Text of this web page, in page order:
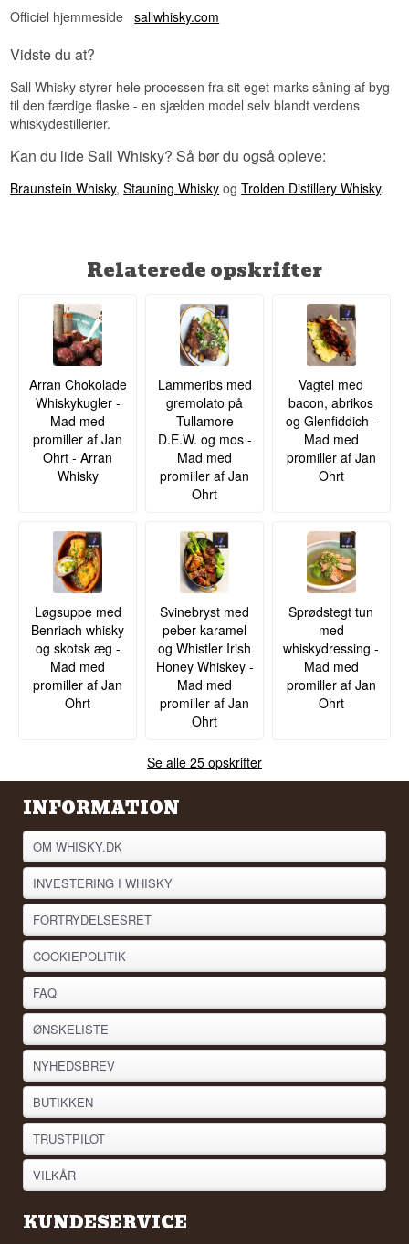
Sall Whisky er et af meget få steder i verden der
kan bruges som ægte "single farm" destilleri – fra
mellemled, ingen ekstern maltning. Det er en
sjelden og enestående model.
Officiel hjemmeside
sallwhisky.com
Vidste du at?
Sall Whisky styrer hele processen fra sit eget marks såning af byg
til den færdige flaske - en sjælden model selv blandt verdens
whiskydestillerier.
Kan du lide Sall Whisky? Så bør du også opleve:
Braunstein Whisky,Stauning Whisky ogTrolden Distillery Whisky.
Relaterede opskrifter
Arran Chokolade
Whiskykugler -
Mad med
promiller af Jan
Ohrt - Arran
Whisky
Lammeribs med
gremolato på
Tullamore
D.E.W. og mos -
Mad med
promiller af Jan
Ohrt
Vagtel med
bacon, abrikos
og Glenfiddich -
Mad med
promiller af Jan
Ohrt
Løgsuppe med
Benriach whisky
og skotsk æg -
Mad med
promiller af Jan
Ohrt
Svinebryst med
peber-karamel
og Whistler Irish
Honey Whiskey -
Mad med
promiller af Jan
Ohrt
Sprødstegt tun
med
whiskydressing -
Mad med
promiller af Jan
Ohrt
Se alle 25 opskrifter
INFORMATION
OM WHISKY.DK
INVESTERING I WHISKY
FORTRYDELSESRET
COOKIEPOLITIK
FAQ
ØNSKELISTE
NYHEDSBREV
BUTIKKEN
TRUSTPILOT
VILKÅR
KUNDESERVICE